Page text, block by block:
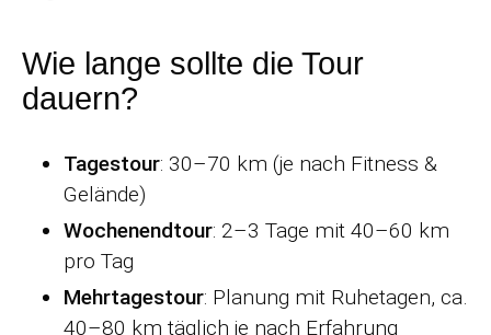
Wie lange sollte die Tour
dauern?
Tagestour: 30–70 km (je nach Fitness &
Gelände)
Wochenendtour: 2–3 Tage mit 40–60 km
pro Tag
Mehrtagestour: Planung mit Ruhetagen, ca.
40–80 km täglich je nach Erfahrung